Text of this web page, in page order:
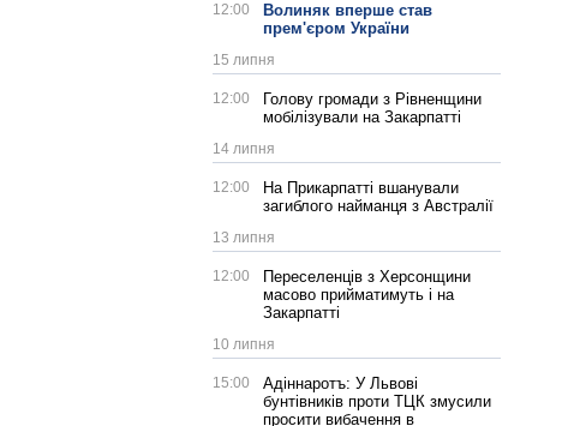
12:00
Волиняк вперше став
прем'єром України
15 липня
12:00
Голову громади з Рівненщини
мобілізували на Закарпатті
14 липня
12:00
На Прикарпатті вшанували
загиблого найманця з Австралії
13 липня
12:00
Переселенців з Херсонщини
масово прийматимуть і на
Закарпатті
10 липня
15:00
Адіннаротъ: У Львові
бунтівників проти ТЦК змусили
просити вибачення в